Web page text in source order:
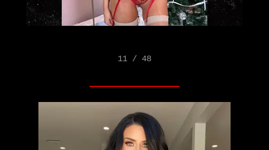
11 / 48